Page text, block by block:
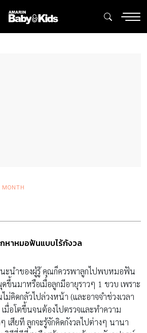
หาหมอฟันแบบไร้กังวล
ะนำของผู้รู้ คุณก็ควรพาลูกไปพบหมอฟัน
นมาหรือเมื่อลูกมีอายุราวๆ 1 ขวบ เพราะ
ม่คิดกลัวไปล่วงหน้า (และอาจจำช่วงเวลา
เมื่อโตขึ้นจนต้องไปตรวจและทำความ
เสียที ลูกจะรู้จักคิดกังวลไปต่างๆ นานา